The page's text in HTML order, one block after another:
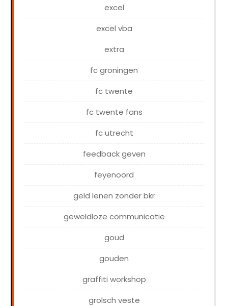
excel
excel vba
extra
fc groningen
fc twente
fc twente fans
fc utrecht
feedback geven
feyenoord
geld lenen zonder bkr
geweldloze communicatie
goud
gouden
graffiti workshop
grolsch veste